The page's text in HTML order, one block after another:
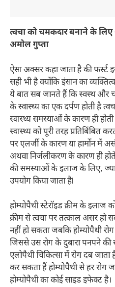
त्वचा को चमकदार बनाने के लिए
अमोल गुप्ता
ऐसा अक्सर कहा जाता है की फर्स्ट
सही भी है क्योंकि इंसान का
ये बात सब जानते हैं कि स्वस्थ और
के स्वास्थ्य का एक दर्पण होती है
स्वास्थ्य समस्याओं के कारण ही
स्वास्थ्य को पूरी तरह प्रतिबिंबित
पर एलर्जी के कारण या हार्मोन में
अथवा निर्जलीकरण के कारण ही
की समस्याओं के इलाज के लिए,
उपयोग किया जाता हैl
होम्योपैथी स्टेरॉइड क्रीम के
क्रीम से त्वचा पर तत्काल असर हो
नहीं हो सकता जबकि होम्योपैथी
जिससे उस रोग के दुबारा पनपने
एलोपैथी चिकित्सा में रोग दब जाता
कर सकता हैं होम्योपैथी से हर रोग
होम्योपैथी का कोई साइड इफेक्ट है।